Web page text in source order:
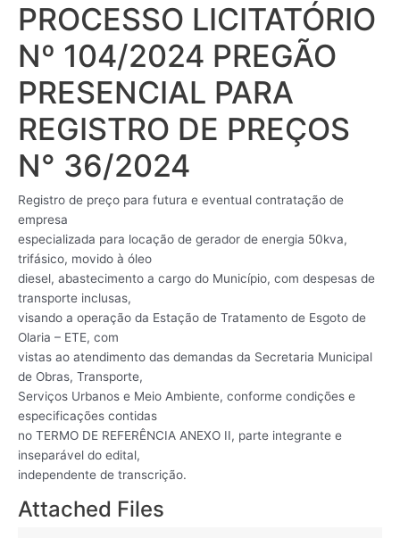
PROCESSO LICITATÓRIO
Nº 104/2024 PREGÃO
PRESENCIAL PARA
REGISTRO DE PREÇOS
N° 36/2024
Registro de preço para futura e eventual contratação de
empresa
especializada para locação de gerador de energia 50kva,
trifásico, movido à óleo
diesel, abastecimento a cargo do Município, com despesas de
transporte inclusas,
visando a operação da Estação de Tratamento de Esgoto de
Olaria – ETE, com
vistas ao atendimento das demandas da Secretaria Municipal
de Obras, Transporte,
Serviços Urbanos e Meio Ambiente, conforme condições e
especificações contidas
no TERMO DE REFERÊNCIA ANEXO II, parte integrante e
inseparável do edital,
independente de transcrição.
Attached Files